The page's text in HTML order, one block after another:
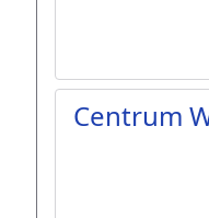
Centrum